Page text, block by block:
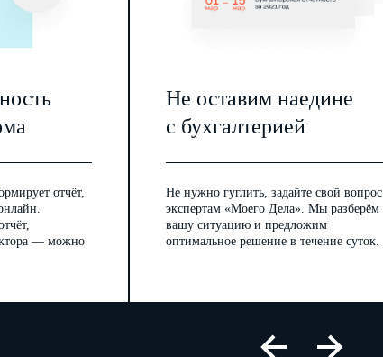
отчёт,
— можно
Не оставим наедине
с бухгалтерией
Не нужно гуглить, задайте свой вопрос
экспертам «Моего Дела». Мы разберём
вашу ситуацию и предложим
оптимальное решение в течение суток.